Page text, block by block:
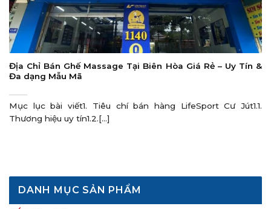
Địa Chỉ Bán Ghế Massage Tại Biên Hòa Giá Rẻ – Uy Tín &
Đa dạng Mẫu Mã
Mục lục bài viết1. Tiêu chí bán hàng LifeSport Cư Jút1.1.
Thương hiệu uy tín1.2.[...]
DANH MỤC SẢN PHẨM